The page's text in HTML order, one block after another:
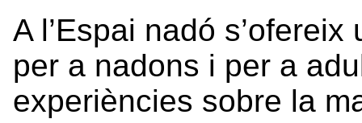
A l’Espai nadó
per a nadons i per a
experiències sobre la